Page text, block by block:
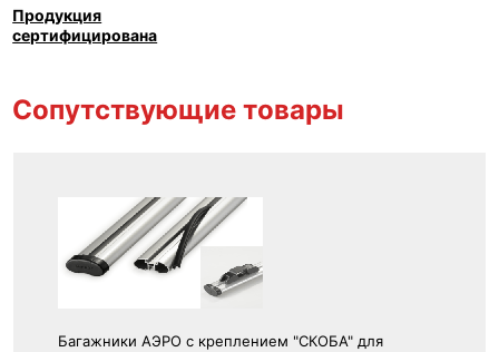
Продукция
сертифицирована
Сопутствующие товары
Багажники АЭРО с креплением "СКОБА" для